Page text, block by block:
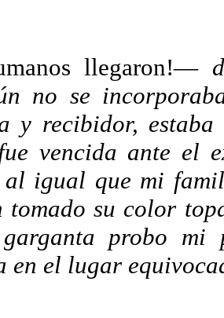
llegaron!—
no se
y recibidor,
vencida ante el
al igual que mi
tomado su color
probo mi
en el lugar